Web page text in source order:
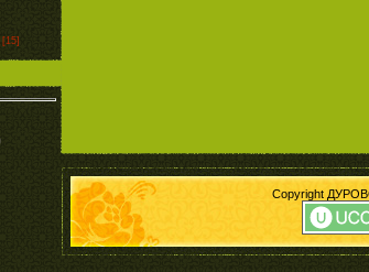
[15]
Copyright